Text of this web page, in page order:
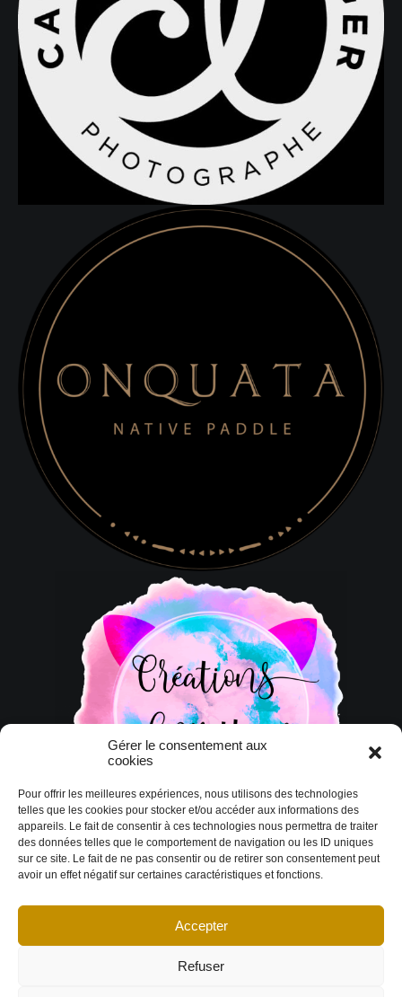
Gérer le consentement aux
cookies
Pour offrir les meilleures expériences, nous utilisons des technologies
telles que les cookies pour stocker et/ou accéder aux informations des
appareils. Le fait de consentir à ces technologies nous permettra de traiter
des données telles que le comportement de navigation ou les ID uniques
sur ce site. Le fait de ne pas consentir ou de retirer son consentement peut
avoir un effet négatif sur certaines caractéristiques et fonctions.
Accepter
Refuser
© Copyright 2026 DESIGN EXTÉRIEUR | Tous droits réservés.
conditions|Politique de cookies Déclaration de confidentialité|Imprint|
Avertissement